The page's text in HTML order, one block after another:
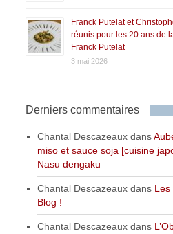
Franck Putelat et
réunis pour les 20 ans de
Franck Putelat
3 mai 2026
Derniers commentaires
Chantal Descazeaux dans
miso et sauce soja [cuisine
Nasu dengaku
Chantal Descazeaux dans Les
Blog !
Chantal Descazeaux dans